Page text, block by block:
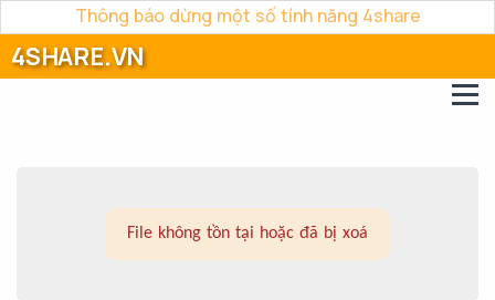
Thông báo dừng một số tính năng 4share
4SHARE.VN
File không tồn tại hoặc đã bị xoá